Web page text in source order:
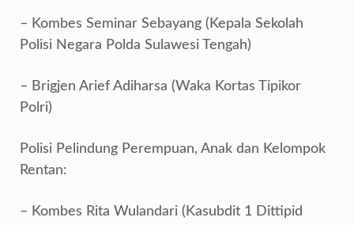
– Kombes Seminar Sebayang (Kepala Sekolah
Polisi Negara Polda Sulawesi Tengah)
– Brigjen Arief Adiharsa (Waka Kortas Tipikor
Polri)
Polisi Pelindung Perempuan, Anak dan Kelompok
Rentan:
– Kombes Rita Wulandari (Kasubdit 1 Dittipid